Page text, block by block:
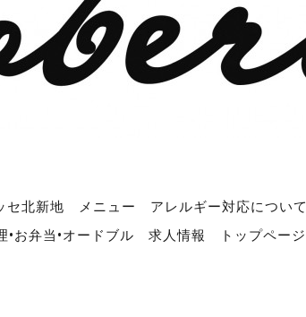
セ北新地 メニュー アレルギー対応について
•お弁当•オードブル
求人情報 トップページ